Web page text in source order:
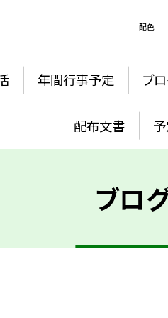
配色
年間行事予定 ブ
配布文書
ブロ